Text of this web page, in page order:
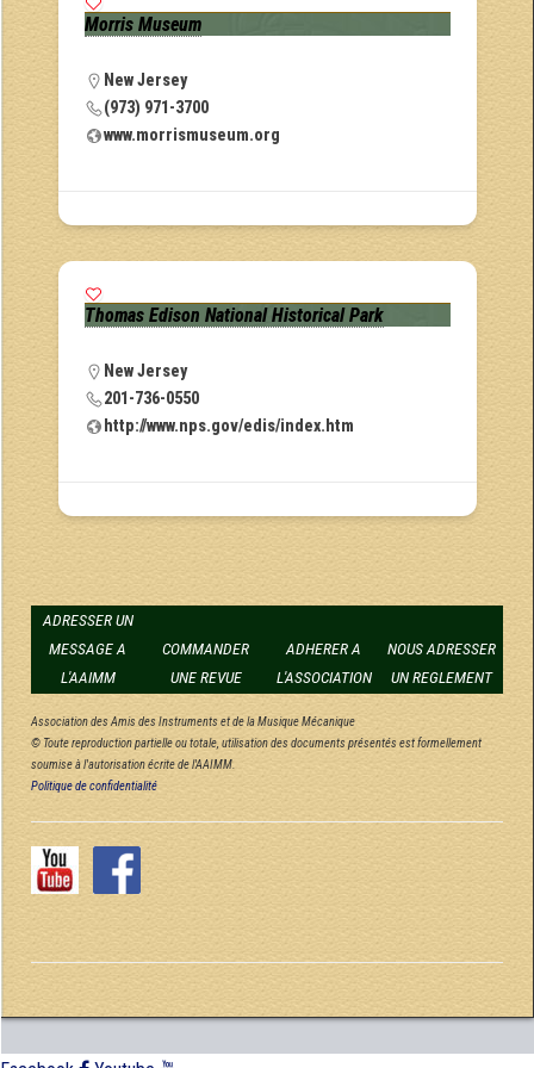
Morris Museum
New Jersey
(973) 971-3700
www.morrismuseum.org
Thomas Edison National Historical Park
New Jersey
201-736-0550
http://www.nps.gov/edis/index.htm
ADRESSER UN
MESSAGE A
L'AAIMM
COMMANDER
UNE REVUE
ADHERER A
L'ASSOCIATION
NOUS ADRESSER
UN REGLEMENT
Association des Amis des Instruments et de la Musique Mécanique
© Toute reproduction partielle ou totale, utilisation des documents présentés est formellement
soumise à l'autorisation écrite de l'AAIMM.
Politique de confidentialité